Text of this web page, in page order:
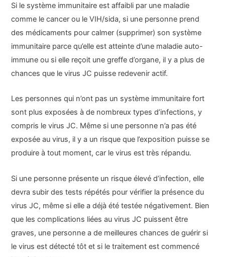
Si le système immunitaire est affaibli par une maladie
comme le cancer ou le VIH/sida, si une personne prend
des médicaments pour calmer (supprimer) son système
immunitaire parce qu’elle est atteinte d’une maladie auto-
immune ou si elle reçoit une greffe d’organe, il y a plus de
chances que le virus JC puisse redevenir actif.
Les personnes qui n’ont pas un système immunitaire fort
sont plus exposées à de nombreux types d’infections, y
compris le virus JC. Même si une personne n’a pas été
exposée au virus, il y a un risque que l’exposition puisse se
produire à tout moment, car le virus est très répandu.
Si une personne présente un risque élevé d’infection, elle
devra subir des tests répétés pour vérifier la présence du
virus JC, même si elle a déjà été testée négativement. Bien
que les complications liées au virus JC puissent être
graves, une personne a de meilleures chances de guérir si
le virus est détecté tôt et si le traitement est commencé